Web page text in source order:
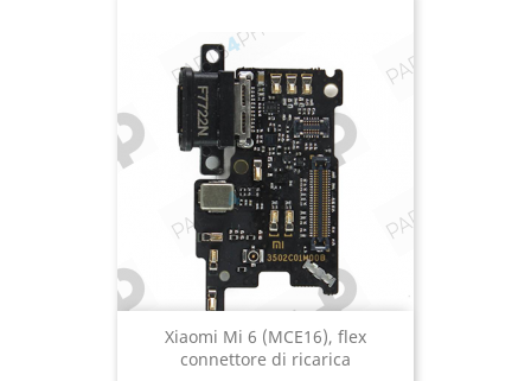
Xiaomi Mi 6 (MCE16), flex
connettore di ricarica